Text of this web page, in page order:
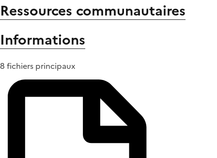
Ressources communautaires
Informations
8 fichiers principaux